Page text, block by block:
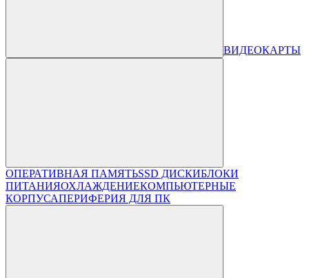
ВИДЕОКАРТЫ
ОПЕРАТИВНАЯ ПАМЯТЬSSD ДИСКИБЛОКИ
ПИТАНИЯОХЛАЖДЕНИЕКОМПЬЮТЕРНЫЕ
КОРПУСАПЕРИФЕРИЯ ДЛЯ ПК